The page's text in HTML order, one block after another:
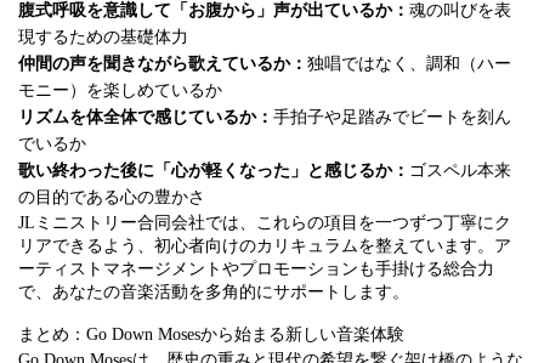
腹式呼吸を意識して「お腹から」声が出ているか： 魂の叫びを表
現するための基礎体力
仲間の声を聞きながら歌えているか： 独唱ではなく、調和（ハー
モニー）を楽しめているか
リズムを体全体で感じているか： 手拍子や足踏みでビートを刻ん
でいるか
歌い終わった後に「心が軽くなった」と感じるか： ゴスペル本来
の目的である心の豊かさ
JLミニストリー合同会社では、これらの項目を一つずつ丁寧にク
リアできるよう、初心者向けのカリキュラムを整えています。ア
ーティストマネージメントやプロモーションも手掛ける総合力
で、あなたの音楽活動を多角的にサポートします。
まとめ：Go Down Mosesから始まる新しい音楽体験